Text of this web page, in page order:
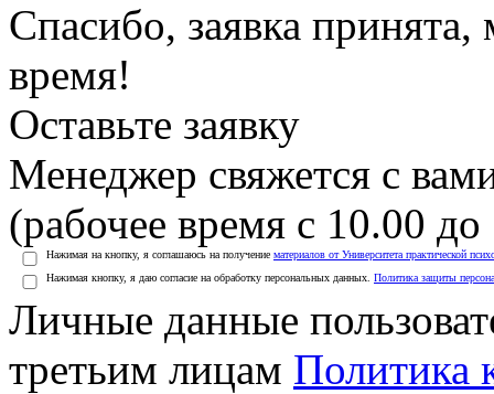
Спасибо, заявка
время!
Оставьте заявку
Менеджер свяжется с
(рабочее время с 10.00
Нажимая на кнопку, я соглашаюсь на получение материалов от Университета практической
Нажимая кнопку, я даю согласие на обработку персональных данных. Политика защиты
Личные данные
третьим лицам Политика